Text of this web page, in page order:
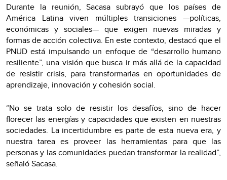
Durante la reunión, Sacasa subrayó que los países de
América Latina viven múltiples transiciones —políticas,
económicas y sociales— que exigen nuevas miradas y
formas de acción colectiva. En este contexto, destacó que el
PNUD está impulsando un enfoque de “desarrollo humano
resiliente”, una visión que busca ir más allá de la capacidad
de resistir crisis, para transformarlas en oportunidades de
aprendizaje, innovación y cohesión social.
“No se trata solo de resistir los desafíos, sino de hacer
florecer las energías y capacidades que existen en nuestras
sociedades. La incertidumbre es parte de esta nueva era, y
nuestra tarea es proveer las herramientas para que las
personas y las comunidades puedan transformar la realidad”,
señaló Sacasa.